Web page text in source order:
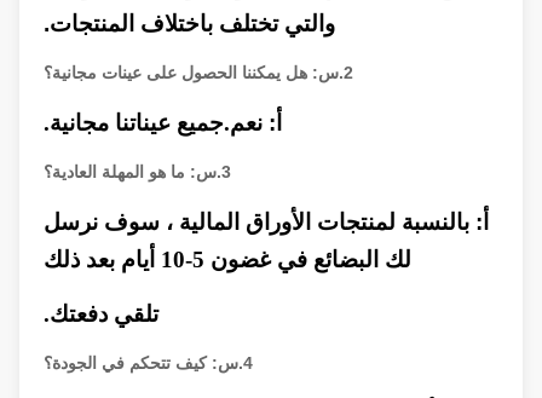
والتي تختلف باختلاف المنتجات.
س:هل يمكننا الحصول على عينات مجانية؟
نعم.جميع عيناتنا مجانية.
س:ما هو المهلة العادية؟
بالنسبة لمنتجات الأوراق المالية ، سوف نرسل
لك البضائع في غضون 5-10 أيام بعد ذلك
تلقي دفعتك.
س:كيف تتحكم في الجودة؟